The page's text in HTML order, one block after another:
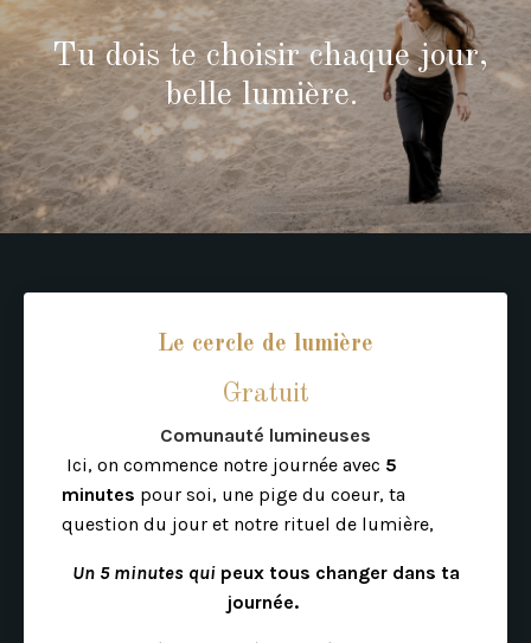
Tu dois te choisir chaque jour,
belle lumière.
Le cercle de lumière
Gratuit
Comunauté lumineuses
Ici, on commence notre journée avec 5
minutes pour soi, une pige du coeur, ta
question du jour et notre rituel de lumière,
Un 5 minutes quipeux tous changer dans ta
journée.